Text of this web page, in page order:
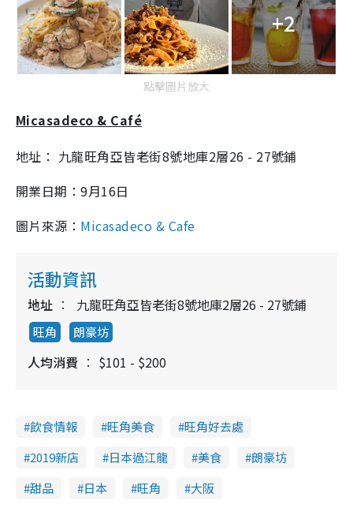
+2
點擊圖片放大
Micasadeco & Café
地址： 九龍旺角亞皆老街8號地庫2層26 - 27號鋪
開業日期：9月16日
圖片來源： Micasadeco & Cafe
活動資訊
地址 九龍旺角亞皆老街8號地庫2層26 - 27號鋪
旺角 朗豪坊
人均消費 $101 - $200
飲食情報 旺角美食
旺角好去處
2019新店
日本過江龍 美食
朗豪坊
甜品
日本 旺角 大阪